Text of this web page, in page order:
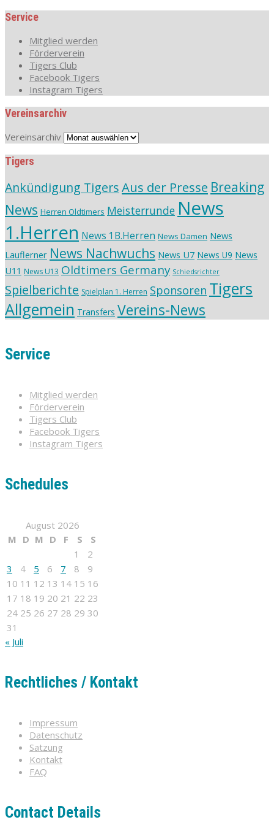
Service
Mitglied werden
Förderverein
Tigers Club
Facebook Tigers
Instagram Tigers
Vereinsarchiv
Vereinsarchiv
Tigers
Ankündigung TigersAus der Presse Breaking
News Herren Oldtimers Meisterrunde News
1.Herren News 1B.Herren News Damen News
Lauflerner News Nachwuchs News U7 News U9 News
U11 News U13 Oldtimers Germany Schiedsrichter
Spielberichte Spielplan 1. Herren Sponsoren Tigers
Allgemein Transfers Vereins-News
Service
Mitglied werden
Förderverein
Tigers Club
Facebook Tigers
Instagram Tigers
Schedules
August 2026
M D M D F S
S
1
2
3
4 5 6 7 8
9
10 11 12 13 14 15 16
17 18 19 20 21 22 23
24 25 26 27 28 29 30
31
« Juli
Rechtliches / Kontakt
Impressum
Datenschutz
Satzung
Kontakt
FAQ
Contact Details